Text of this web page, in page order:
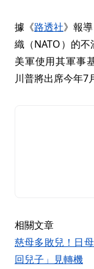
據《路透社》報
織（NATO）的
美軍使用其軍事
川普將出席今年7
相關文章
慈母多敗兒！日
回兒子」見轉機